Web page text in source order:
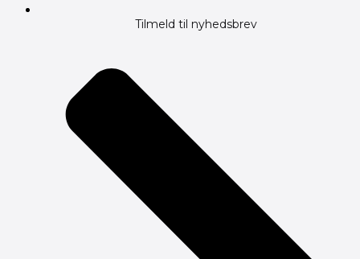
Tilmeld til nyhedsbrev